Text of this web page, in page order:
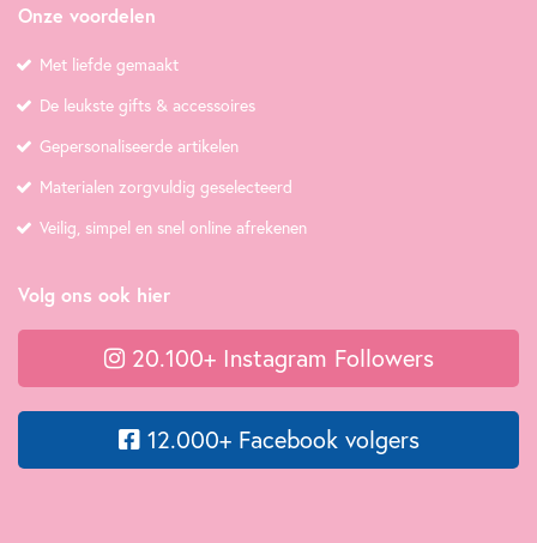
Onze voordelen
Met liefde gemaakt
De leukste gifts & accessoires
Gepersonaliseerde artikelen
Materialen zorgvuldig geselecteerd
Veilig, simpel en snel online afrekenen
Volg ons ook hier
20.100+ Instagram Followers
12.000+ Facebook volgers